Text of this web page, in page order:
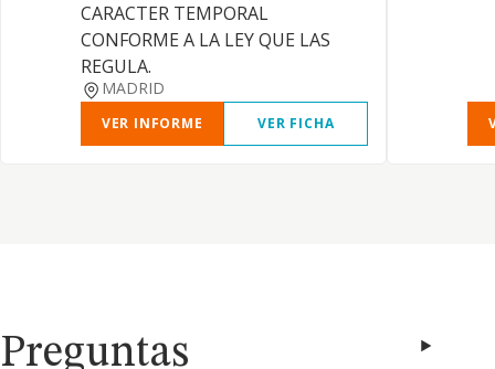
CARACTER TEMPORAL
CONFORME A LA LEY QUE LAS
REGULA.
MADRID
VER INFORME VER FICHA
Preguntas